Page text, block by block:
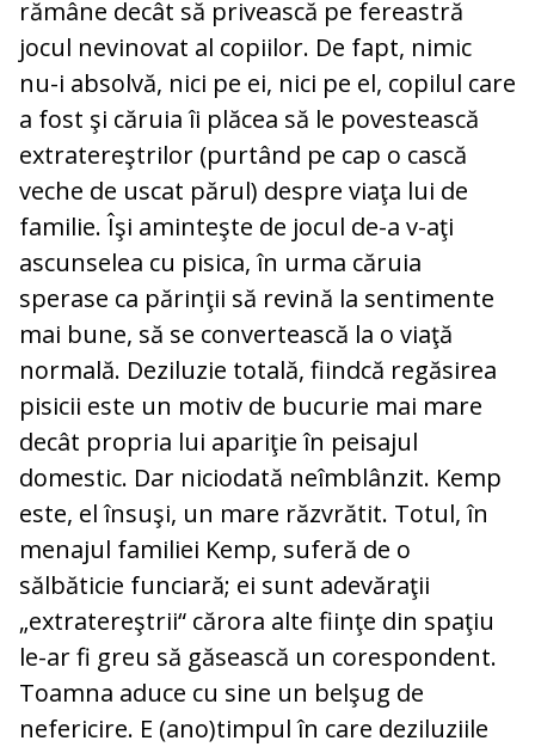
rămâne decât să privească pe fereastră
jocul nevinovat al copiilor. De fapt, nimic
nu-i absolvă, nici pe ei, nici pe el, copilul care
a fost şi căruia îi plăcea să le povestească
extratereştrilor (purtând pe cap o cască
veche de uscat părul) despre viaţa lui de
familie. Îşi aminteşte de jocul de-a v-aţi
ascunselea cu pisica, în urma căruia
sperase ca părinţii să revină la sentimente
mai bune, să se convertească la o viaţă
normală. Deziluzie totală, fiindcă regăsirea
pisicii este un motiv de bucurie mai mare
decât propria lui apariţie în peisajul
domestic. Dar niciodată neîmblânzit. Kemp
este, el însuşi, un mare răzvrătit. Totul, în
menajul familiei Kemp, suferă de o
sălbăticie funciară; ei sunt adevăraţii
„extratereştrii“ cărora alte fiinţe din spaţiu
le-ar fi greu să găsească un corespondent.
Toamna aduce cu sine un belşug de
nefericire. E (ano)timpul în care deziluziile